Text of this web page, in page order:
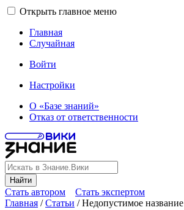
Открыть главное меню
Главная
Случайная
Войти
Настройки
О «Базе знаний»
Отказ от ответственности
Найти
Стать автором Стать экспертом
Главная /Статьи /Недопустимое название